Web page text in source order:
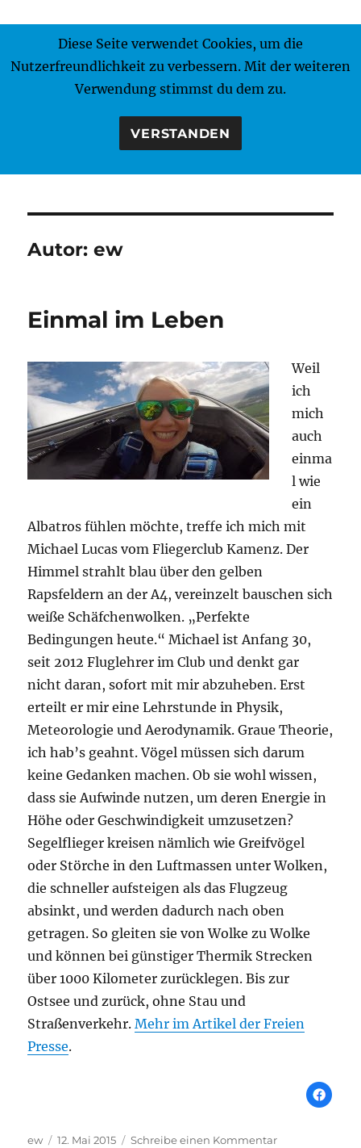
MENÜ
Autor:ew
Einmal im Leben
Weil
ich
mich
auch
einma
l wie
ein
Albatros fühlen möchte, treffe ich mich mit
Michael Lucas vom Fliegerclub Kamenz. Der
Himmel strahlt blau über den gelben
Rapsfeldern an der A4, vereinzelt bauschen sich
weiße Schäfchenwolken. „Perfekte
Bedingungen heute.“ Michael ist Anfang 30,
seit 2012 Fluglehrer im Club und denkt gar
nicht daran, sofort mit mir abzuheben. Erst
erteilt er mir eine Lehrstunde in Physik,
Meteorologie und Aerodynamik. Graue Theorie,
ich hab’s geahnt. Vögel müssen sich darum
keine Gedanken machen. Ob sie wohl wissen,
dass sie Aufwinde nutzen, um deren Energie in
Höhe oder Geschwindigkeit umzusetzen?
Segelflieger kreisen nämlich wie Greifvögel
oder Störche in den Luftmassen unter Wolken,
die schneller aufsteigen als das Flugzeug
absinkt, und werden dadurch nach oben
getragen. So gleiten sie von Wolke zu Wolke
und können bei günstiger Thermik Strecken
über 1000 Kilometer zurücklegen. Bis zur
Ostsee und zurück, ohne Stau und
Straßenverkehr.Mehr im Artikel der Freien
Presse.
Autor
ew
Veröffentlicht
12. Mai 2015 Schreibe einen Kommentarzu
Diese Seite verwendet Cookies, um die
Nutzerfreundlichkeit zu verbessern. Mit der weiteren
Verwendung stimmst du dem zu.
VERSTANDEN